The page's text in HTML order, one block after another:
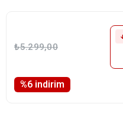
%6 i̇ndirim
₺5.299,00